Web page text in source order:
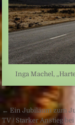
Inga Machel,
← Ein Jubiläum zum
TV / Starker Anstieg